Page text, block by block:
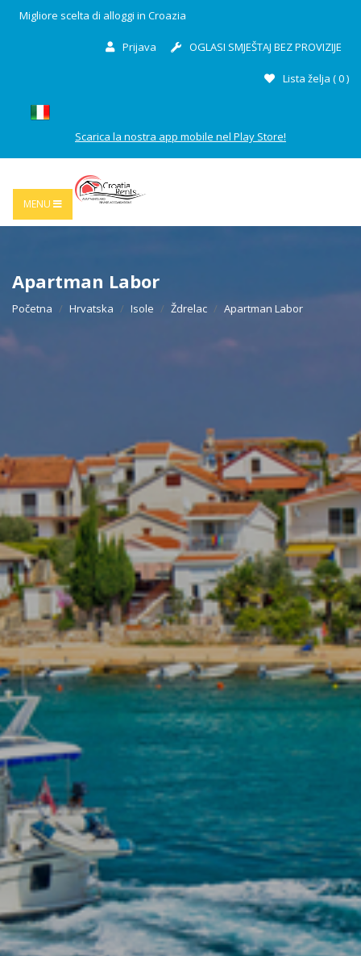
Migliore scelta di alloggi in Croazia
Prijava OGLASI SMJEŠTAJ BEZ PROVIZIJE
Lista želja (0)
Scarica la nostra app mobile nel Play Store!
MENU
Apartman Labor
Početna Hrvatska Isole Ždrelac Apartman Labor